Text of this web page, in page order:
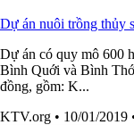
Dự án nuôi trồng thủy
Dự án có quy mô 600
Bình Quới và Bình
đồng, gồm: K...
KTV.org • 10/01/2019